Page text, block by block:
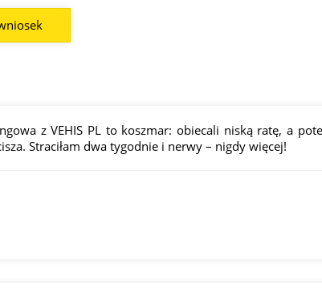
z VEHIS PL to koszmar: obiecali niską ratę, a
Straciłam dwa tygodnie i nerwy – nigdy więcej!